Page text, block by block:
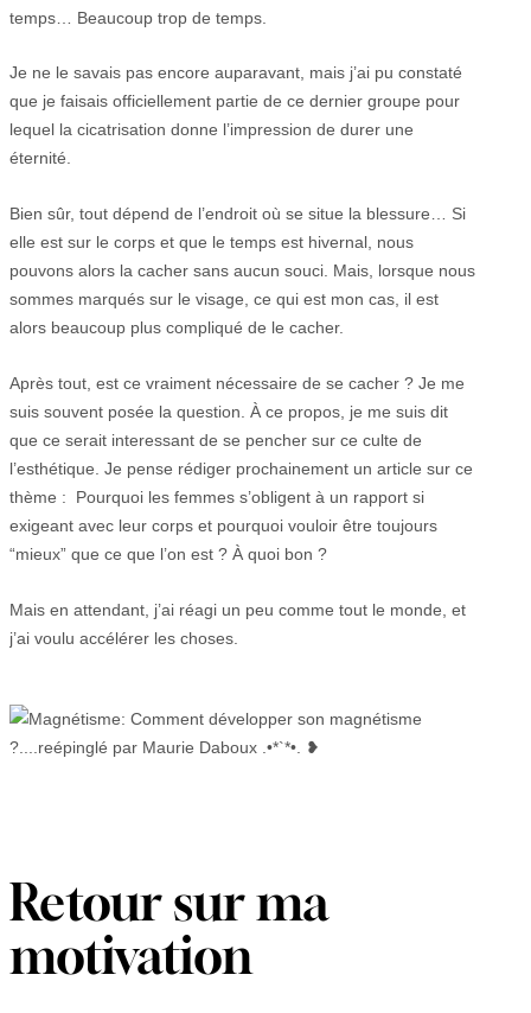
temps… Beaucoup trop de temps.
Je ne le savais pas encore auparavant, mais j’ai pu constaté
que je faisais officiellement partie de ce dernier groupe pour
lequel la cicatrisation donne l’impression de durer une
éternité.
Bien sûr, tout dépend de l’endroit où se situe la blessure… Si
elle est sur le corps et que le temps est hivernal, nous
pouvons alors la cacher sans aucun souci. Mais, lorsque nous
sommes marqués sur le visage, ce qui est mon cas, il est
alors beaucoup plus compliqué de le cacher.
Après tout, est ce vraiment nécessaire de se cacher ? Je me
suis souvent posée la question. À ce propos, je me suis dit
que ce serait interessant de se pencher sur ce culte de
l’esthétique. Je pense rédiger prochainement un article sur ce
thème : Pourquoi les femmes s’obligent à un rapport si
exigeant avec leur corps et pourquoi vouloir être toujours
“mieux” que ce que l’on est ? À quoi bon ?
Mais en attendant, j’ai réagi un peu comme tout le monde, et
j’ai voulu accélérer les choses.
Retour sur ma
motivation